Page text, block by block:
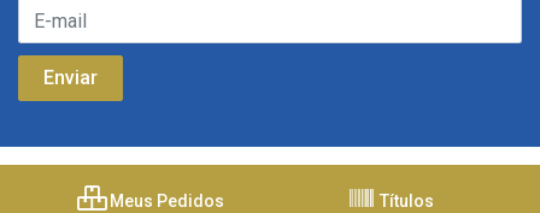
Meus Pedidos Títulos